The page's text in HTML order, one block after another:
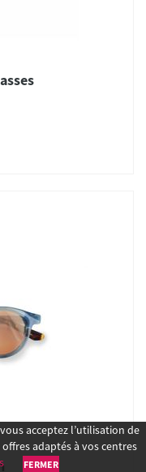
acceptez l’utilisation de
adaptés à vos centres
FERMER